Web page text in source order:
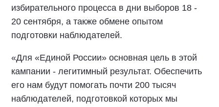
избирательного процесса в дни выборов 18 -
20 сентября, а также обмене опытом
подготовки наблюдателей.
«Для «Единой России» основная цель в этой
кампании - легитимный результат. Обеспечить
его нам будут помогать почти 200 тысяч
наблюдателей, подготовкой которых мы